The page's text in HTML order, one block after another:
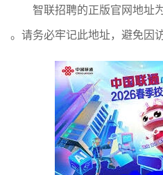
智联招聘的正版官网地
。请务必牢记此地址，避免因